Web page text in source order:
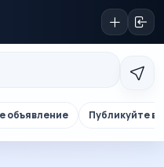
объявление Публикуйте в